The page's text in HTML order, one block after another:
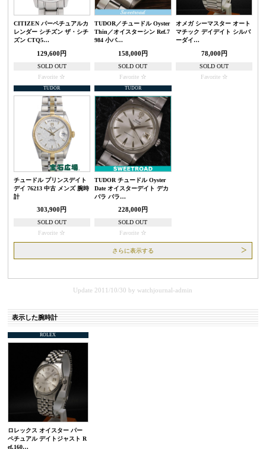
CITIZEN パーペチュアルカ
レンダー シチズン ザ・シチ
ズン CTQ5…
129,600円
SOLD OUT
Favorite
TUDOR／チュードル Oyster
Thin／オイスターシン Ref.7
984 小バ…
158,000円
SOLD OUT
Favorite
オメガ シーマスター オート
マチック デイデイト シルバ
ーダイ…
78,000円
SOLD OUT
Favorite
TUDOR
チュードル プリンスデイト
デイ 76213 中古 メンズ 腕時
計
303,900円
SOLD OUT
Favorite
TUDOR
TUDOR チュードル Oyster
Date オイスターデイト デカ
バラ バラ…
228,000円
SOLD OUT
Favorite
さらに表示する
Update 2011/10/30 bywatchjournal-admin
表示した腕時計
ROLEX
ロレックス オイスター パー
ペチュアル デイトジャスト R
ef.160…